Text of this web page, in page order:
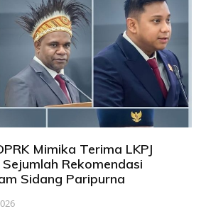
Mimika Terima LKPJ
Rekomendasi
Sidang Paripurna